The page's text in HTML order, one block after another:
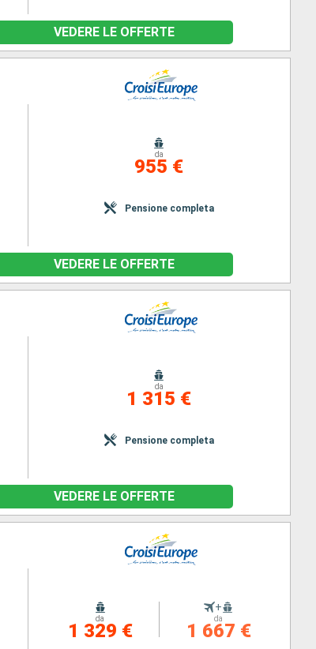
VEDERE LE OFFERTE
da
955 €
Pensione completa
VEDERE LE OFFERTE
da
1 315 €
Pensione completa
VEDERE LE OFFERTE
da
1 329 €
+
da
1 667 €